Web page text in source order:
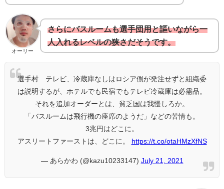
オーリー
さらにバスルームも選手団用と謳いながら一
人入れるレベルの狭さだそうです。
選手村 テレビ、冷蔵庫なしはロシア側が発注せずと組織委
は説明するが、ホテルでも民宿でもテレビ冷蔵庫は必需品。
それを追加オーダーとは、貧乏国は我慢しろか。
「バスルームは飛行機の座席のようだ」などの苦情も。
3兆円はどこに。
アスリートファーストは、どこに。
https://t.co/otaHMzXfNS
— あらかわ (@kazu10233147) July 21, 2021